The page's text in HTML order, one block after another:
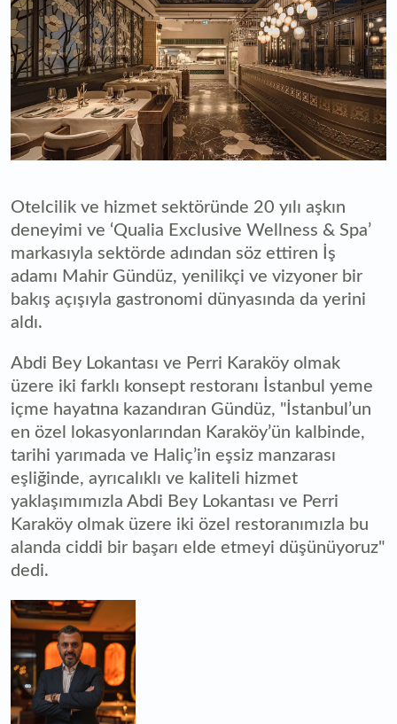
Otelcilik ve hizmet sektöründe 20 yılı aşkın
deneyimi ve ‘Qualia Exclusive Wellness & Spa’
markasıyla sektörde adından söz ettiren İş
adamı Mahir Gündüz, yenilikçi ve vizyoner bir
bakış açışıyla gastronomi dünyasında da yerini
aldı.
Abdi Bey Lokantası ve Perri Karaköy olmak
üzere iki farklı konsept restoranı İstanbul yeme
içme hayatına kazandıran Gündüz, "İstanbul’un
en özel lokasyonlarından Karaköy’ün kalbinde,
tarihi yarımada ve Haliç’in eşsiz manzarası
eşliğinde, ayrıcalıklı ve kaliteli hizmet
yaklaşımımızla Abdi Bey Lokantası ve Perri
Karaköy olmak üzere iki özel restoranımızla bu
alanda ciddi bir başarı elde etmeyi düşünüyoruz"
dedi.